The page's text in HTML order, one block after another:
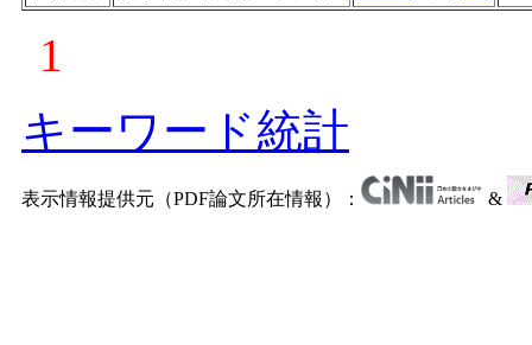
1
キーワード統計
表示情報提供元（PDF論文所在情報）： &